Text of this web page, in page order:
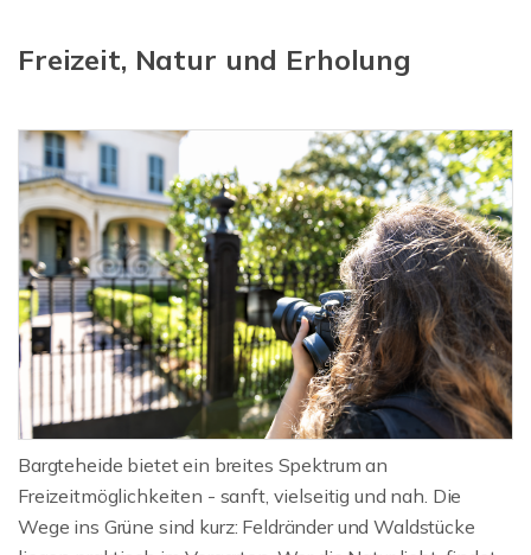
Freizeit, Natur und Erholung
Bargteheide bietet ein breites Spektrum an
Freizeitmöglichkeiten - sanft, vielseitig und nah. Die
Wege ins Grüne sind kurz: Feldränder und Waldstücke